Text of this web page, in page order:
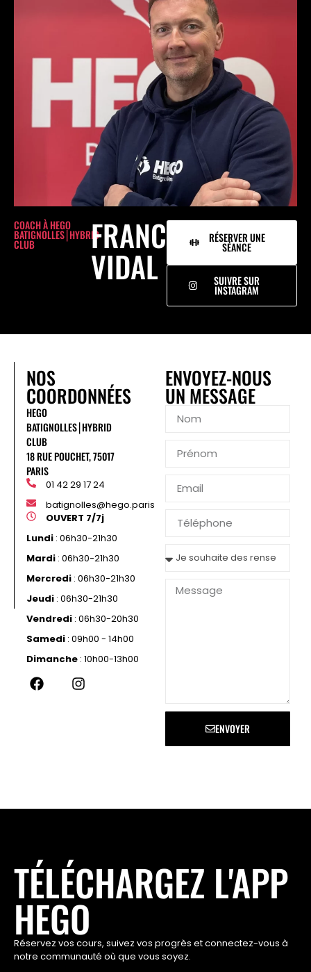
COACH À HEGO
BATIGNOLLES⎮HYBRID
CLUB FRANCK
VIDAL
RÉSERVER UNE
SÉANCE
SUIVRE SUR
INSTAGRAM
NOS
COORDONNÉES
HEGO
BATIGNOLLES⎮HYBRID
CLUB
18 RUE POUCHET, 75017
PARIS
01 42 29 17 24
batignolles@hego.paris
OUVERT 7/7j
Lundi : 06h30-21h30
Mardi : 06h30-21h30
Mercredi : 06h30-21h30
Jeudi : 06h30-21h30
Vendredi : 06h30-20h30
Samedi : 09h00 - 14h00
Dimanche : 10h00-13h00
ENVOYEZ-NOUS
UN MESSAGE
ENVOYER
TÉLÉCHARGEZ L'APP
HEGO
Réservez vos cours, suivez vos progrès et connectez-vous à
notre communauté où que vous soyez.